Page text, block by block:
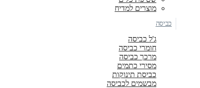
מוצרים למדיח
כביסה
ג'ל כביסה
חומרי כביסה
מרכך כביסה
מסירי כתמים
כביסת תינוקות
מבשמים לכביסה